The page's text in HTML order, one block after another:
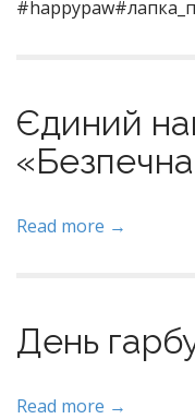
Єдиний
Read more →
День
Read more →